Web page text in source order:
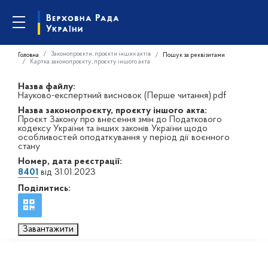
Головна Законопроєкти, проєкти інших актів
Пошук за реквізитами
Картка законопроєкту, проєкту іншого акта
Назва файлу:
Науково-експертний висновок (Перше читання).pdf
Назва законопроєкту, проєкту іншого акта:
Проєкт Закону про внесення змін до Податкового
кодексу України та інших законів України щодо
особливостей оподаткування у період дії воєнного
стану
Номер, дата реєстрації:
8401 від 31.01.2023
Поділитись:
Завантажити